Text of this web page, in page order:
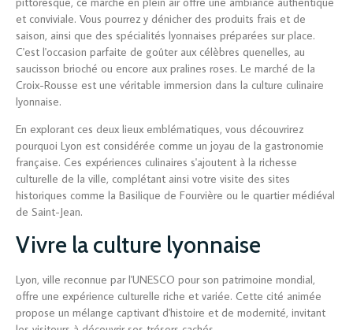
et conviviale. Vous pourrez y dénicher des produits frais et de
saison, ainsi que des spécialités lyonnaises préparées sur place.
C'est l'occasion parfaite de goûter aux célèbres quenelles, au
saucisson brioché ou encore aux pralines roses. Le marché de la
Croix-Rousse est une véritable immersion dans la culture culinaire
lyonnaise.
En explorant ces deux lieux emblématiques, vous découvrirez
pourquoi Lyon est considérée comme un joyau de la gastronomie
française. Ces expériences culinaires s'ajoutent à la richesse
culturelle de la ville, complétant ainsi votre visite des sites
historiques comme la Basilique de Fourvière ou le quartier médiéval
de Saint-Jean.
Vivre la culture lyonnaise
Lyon, ville reconnue par l'UNESCO pour son patrimoine mondial,
offre une expérience culturelle riche et variée. Cette cité animée
propose un mélange captivant d'histoire et de modernité, invitant